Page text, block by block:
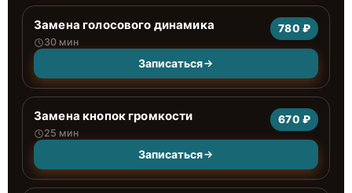
Замена голосового динамика
30 мин
780 ₽
Записаться
Замена кнопок громкости
25 мин
670 ₽
Записаться